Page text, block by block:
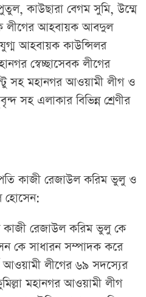
কাউছারা বেগম সুমি, উম্মে
লীগের আহবায়ক আবদুল
আহবায়ক কাউন্সিলর
স্বেচ্ছাসেবক লীগের
সহ মহানগর আওয়ামী লীগ ও
সহ এলাকার বিভিন্ন শ্রেণীর
কাজী রেজাউল করিম ভুলু ও
হোসেন:
কাজী রেজাউল করিম ভুলু কে
কে সাধারন সম্পাদক করে
আওয়ামী লীগের ৬৯ সদস্যের
মহানগর আওয়ামী লীগ